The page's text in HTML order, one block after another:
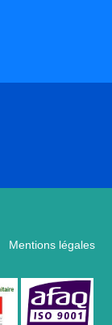
Mentions légales